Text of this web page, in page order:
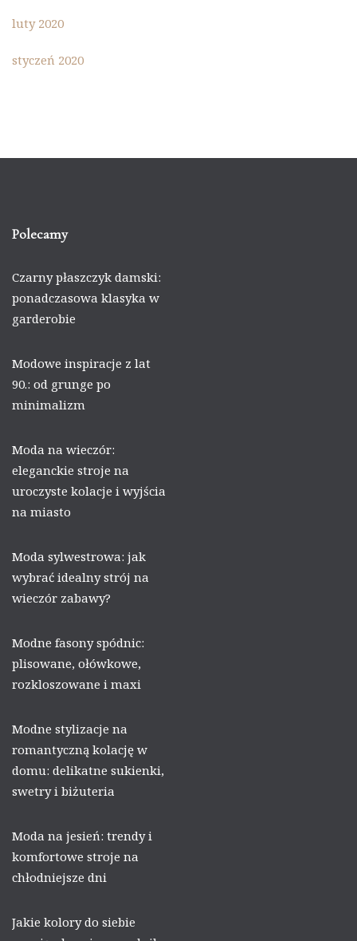
luty 2020
styczeń 2020
Polecamy
Czarny płaszczyk damski:
ponadczasowa klasyka w
garderobie
Modowe inspiracje z lat
90.: od grunge po
minimalizm
Moda na wieczór:
eleganckie stroje na
uroczyste kolacje i wyjścia
na miasto
Moda sylwestrowa: jak
wybrać idealny strój na
wieczór zabawy?
Modne fasony spódnic:
plisowane, ołówkowe,
rozkloszowane i maxi
Modne stylizacje na
romantyczną kolację w
domu: delikatne sukienki,
swetry i biżuteria
Moda na jesień: trendy i
komfortowe stroje na
chłodniejsze dni
Jakie kolory do siebie